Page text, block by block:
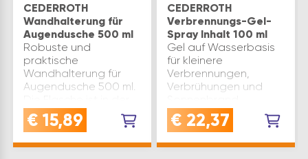
CEDERROTH
Wandhalterung für
Augendusche 500 ml
Robuste und
praktische
Wandhalterung für
Augendusche 500 ml.
Wandhalterung
arretiert und öffnet
wenn man sie aus der
€ 15,89
CEDERROTH
Verbrennungs-Gel-
Spray Inhalt 100 ml
Gel auf Wasserbasis
für kleinere
Verbrennungen,
Verbrühungen und
Fungiert als
vorübergehende,
die die Haut kühlt und
€ 22,37